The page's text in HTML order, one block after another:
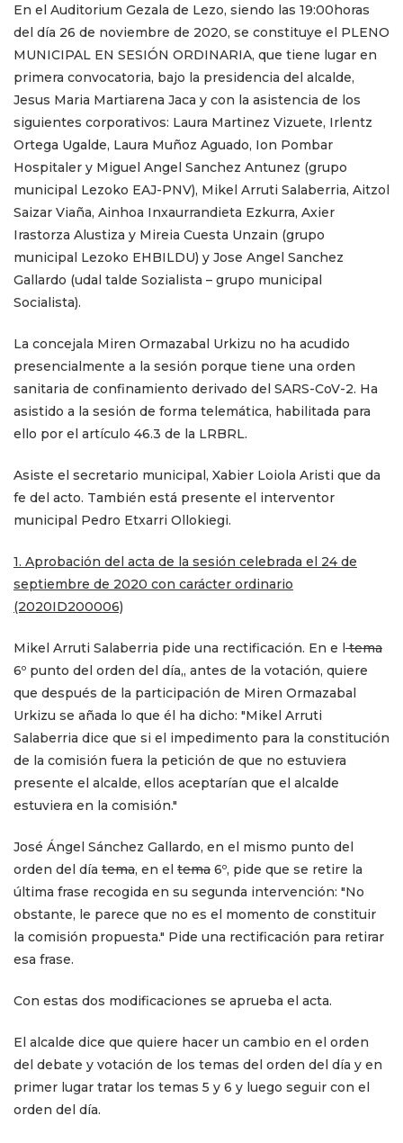
En el Auditorium Gezala de Lezo, siendo las 19:00horas
del día 26 de noviembre de 2020, se constituye el PLENO
MUNICIPAL EN SESIÓN ORDINARIA, que tiene lugar en
primera convocatoria, bajo la presidencia del alcalde,
Jesus Maria Martiarena Jaca y con la asistencia de los
siguientes corporativos: Laura Martinez Vizuete, Irlentz
Ortega Ugalde, Laura Muñoz Aguado, Ion Pombar
Hospitaler y Miguel Angel Sanchez Antunez (grupo
municipal Lezoko EAJ-PNV), Mikel Arruti Salaberria, Aitzol
Saizar Viaña, Ainhoa Inxaurrandieta Ezkurra, Axier
Irastorza Alustiza y Mireia Cuesta Unzain (grupo
municipal Lezoko EHBILDU) y Jose Angel Sanchez
Gallardo (udal talde Sozialista – grupo municipal
Socialista).
La concejala Miren Ormazabal Urkizu no ha acudido
presencialmente a la sesión porque tiene una orden
sanitaria de confinamiento derivado del SARS-CoV-2. Ha
asistido a la sesión de forma telemática, habilitada para
ello por el artículo 46.3 de la LRBRL.
Asiste el secretario municipal, Xabier Loiola Aristi que da
fe del acto. También está presente el interventor
municipal Pedro Etxarri Ollokiegi.
1. Aprobación del acta de la sesión celebrada el 24 de
septiembre de 2020 con carácter ordinario
(2020ID200006)
Mikel Arruti Salaberria pide una rectificación. En e ltema
6º punto del orden del día,, antes de la votación, quiere
que después de la participación de Miren Ormazabal
Urkizu se añada lo que él ha dicho: "Mikel Arruti
Salaberria dice que si el impedimento para la constitución
de la comisión fuera la petición de que no estuviera
presente el alcalde, ellos aceptarían que el alcalde
estuviera en la comisión."
José Ángel Sánchez Gallardo, en el mismo punto del
orden del día tema, en el tema 6º, pide que se retire la
última frase recogida en su segunda intervención: "No
obstante, le parece que no es el momento de constituir
la comisión propuesta." Pide una rectificación para retirar
esa frase.
Con estas dos modificaciones se aprueba el acta.
El alcalde dice que quiere hacer un cambio en el orden
del debate y votación de los temas del orden del día y en
primer lugar tratar los temas 5 y 6 y luego seguir con el
orden del día.